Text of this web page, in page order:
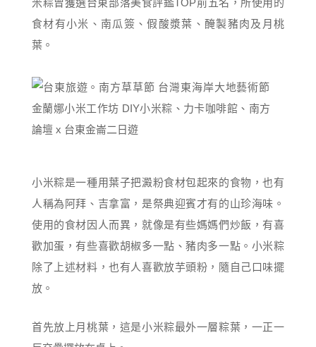
米粽曾獲選台東部落美食評鑑TOP前五名，所使用的
食材有小米、南瓜簽、假酸漿葉、醃製豬肉及月桃
葉。
小米粽是一種用葉子把澱粉食材包起來的食物，也有
人稱為阿拜、吉拿富，是祭典迎賓才有的山珍海味。
使用的食材因人而異，就像是有些媽媽們炒飯，有喜
歡加蛋，有些喜歡胡椒多一點、豬肉多一點。小米粽
除了上述材料，也有人喜歡放芋頭粉，隨自己口味擺
放。
首先放上月桃葉，這是小米粽最外一層粽葉，一正一